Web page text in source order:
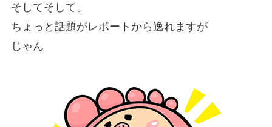
そしてそして。
ちょっと話題がレポートから逸れますが
じゃん